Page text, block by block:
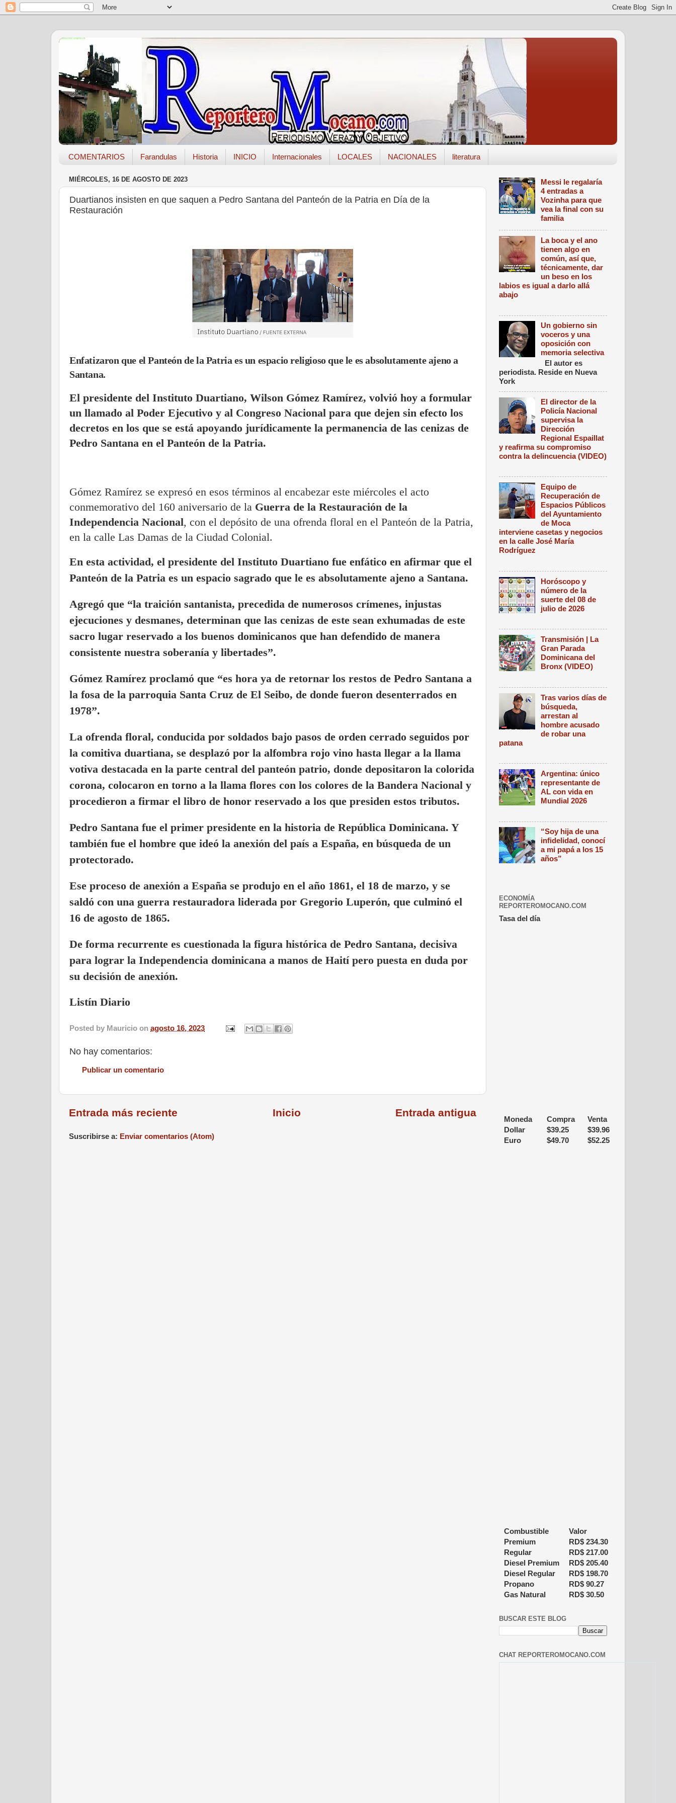
COMENTARIOS Farandulas Historia INICIO Internacionales LOCALES NACIONALES literatura
MIÉRCOLES, 16 DE AGOSTO DE 2023
Duartianos insisten en que saquen a Pedro Santana del Panteón de la Patria en Día de la
Restauración
Enfatizaron que el Panteón de la Patria es un espacio religioso que le es absolutamente ajeno a
Santana.
El presidente del Instituto Duartiano, Wilson Gómez Ramírez, volvió hoy a formular
un llamado al Poder Ejecutivo y al Congreso Nacional para que dejen sin efecto los
decretos en los que se está apoyando jurídicamente la permanencia de las cenizas de
Pedro Santana en el Panteón de la Patria.
Gómez Ramírez se expresó en esos términos al encabezar este miércoles el acto
conmemorativo del 160 aniversario de la Guerra de la Restauración de la
Independencia Nacional, con el depósito de una ofrenda floral en el Panteón de la Patria,
en la calle Las Damas de la Ciudad Colonial.
En esta actividad, el presidente del Instituto Duartiano fue enfático en afirmar que el
Panteón de la Patria es un espacio sagrado que le es absolutamente ajeno a Santana.
Agregó que “la traición santanista, precedida de numerosos crímenes, injustas
ejecuciones y desmanes, determinan que las cenizas de este sean exhumadas de este
sacro lugar reservado a los buenos dominicanos que han defendido de manera
consistente nuestra soberanía y libertades”.
Gómez Ramírez proclamó que “es hora ya de retornar los restos de Pedro Santana a
la fosa de la parroquia Santa Cruz de El Seibo, de donde fueron desenterrados en
1978”.
La ofrenda floral, conducida por soldados bajo pasos de orden cerrado seguidos por
la comitiva duartiana, se desplazó por la alfombra rojo vino hasta llegar a la llama
votiva destacada en la parte central del panteón patrio, donde depositaron la colorida
corona, colocaron en torno a la llama flores con los colores de la Bandera Nacional y
procedieron a firmar el libro de honor reservado a los que presiden estos tributos.
Pedro Santana fue el primer presidente en la historia de República Dominicana. Y
también fue el hombre que ideó la anexión del país a España, en búsqueda de un
protectorado.
Ese proceso de anexión a España se produjo en el año 1861, el 18 de marzo, y se
saldó con una guerra restauradora liderada por Gregorio Luperón, que culminó el
16 de agosto de 1865.
De forma recurrente es cuestionada la figura histórica de Pedro Santana, decisiva
para lograr la Independencia dominicana a manos de Haití pero puesta en duda por
su decisión de anexión.
Listín Diario
Posted by Mauricio on agosto 16, 2023
No hay comentarios:
Publicar un comentario
Entrada más reciente Entrada antigua
Inicio
Suscribirse a: Enviar comentarios (Atom)
Messi le regalaría
4 entradas a
Vozinha para que
vea la final con su
familia
La boca y el ano
tienen algo en
común, así que,
técnicamente, dar
un beso en los
labios es igual a darlo allá
abajo
Un gobierno sin
voceros y una
oposición con
memoria selectiva
El autor es
periodista. Reside en Nueva
York
El director de la
Policía Nacional
supervisa la
Dirección
Regional Espaillat
y reafirma su compromiso
contra la delincuencia (VIDEO)
Equipo de
Recuperación de
Espacios Públicos
del Ayuntamiento
de Moca
interviene casetas y negocios
en la calle José María
Rodríguez
Horóscopo y
número de la
suerte del 08 de
julio de 2026
Transmisión | La
Gran Parada
Dominicana del
Bronx (VIDEO)
Tras varios días de
búsqueda,
arrestan al
hombre acusado
de robar una
patana
Argentina: único
representante de
AL con vida en
Mundial 2026
“Soy hija de una
infidelidad, conocí
a mi papá a los 15
años”
ECONOMÍA
REPORTEROMOCANO.COM
Tasa del día
Moneda Compra
Venta
Dollar
$39.25 $39.96
Euro
$49.70 $52.25
Combustible
Valor
Premium
RD$ 234.30
Regular
RD$ 217.00
Diesel Premium
RD$ 205.40
Diesel Regular
RD$ 198.70
Propano
RD$ 90.27
Gas Natural
RD$ 30.50
BUSCAR ESTE BLOG
CHAT REPORTEROMOCANO.COM